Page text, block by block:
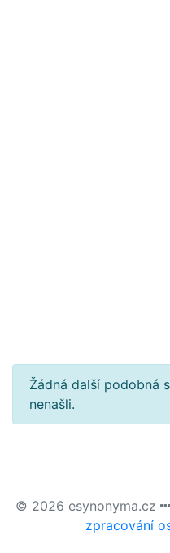
Žádná další podobná
nenašli.
© 2026 esynonyma.cz
zpracování